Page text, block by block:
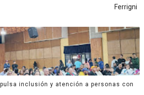
Ferrigni
inclusión y atención a personas con